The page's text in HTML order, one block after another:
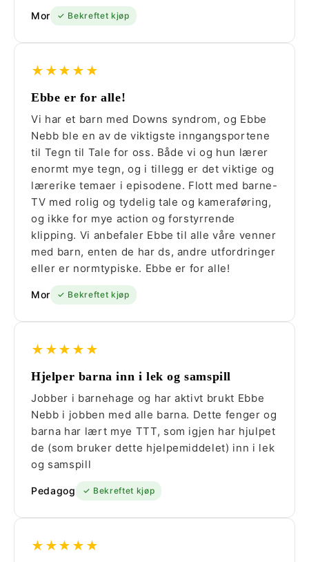
Mor ✓ Bekreftet kjøp
★★★★★
Ebbe er for alle!
Vi har et barn med Downs syndrom, og Ebbe
Nebb ble en av de viktigste inngangsportene
til Tegn til Tale for oss. Både vi og hun lærer
enormt mye tegn, og i tillegg er det viktige og
lærerike temaer i episodene. Flott med barne-
TV med rolig og tydelig tale og kameraføring,
og ikke for mye action og forstyrrende
klipping. Vi anbefaler Ebbe til alle våre venner
med barn, enten de har ds, andre utfordringer
eller er normtypiske. Ebbe er for alle!
Mor ✓ Bekreftet kjøp
★★★★★
Hjelper barna inn i lek og samspill
Jobber i barnehage og har aktivt brukt Ebbe
Nebb i jobben med alle barna. Dette fenger og
barna har lært mye TTT, som igjen har hjulpet
de (som bruker dette hjelpemiddelet) inn i lek
og samspill
Pedagog ✓ Bekreftet kjøp
★★★★★